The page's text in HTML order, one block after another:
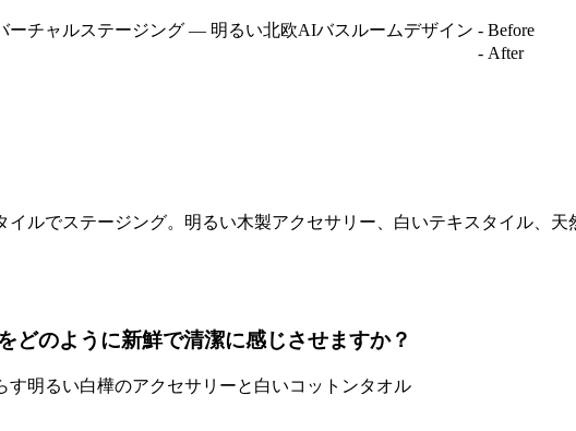
イルでステージング。明るい木製アクセサリー、白いテキスタイル、
どのように新鮮で清潔に感じさせますか？
す明るい白樺のアクセサリーと白いコットンタオル